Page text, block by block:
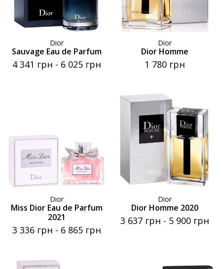
Dior
Sauvage Eau de Parfum
4 341 грн - 6 025 грн
Dior
Dior Homme
1 780 грн
Dior
Miss Dior Eau de Parfum
2021
3 336 грн - 6 865 грн
Dior
Dior Homme 2020
3 637 грн - 5 900 грн